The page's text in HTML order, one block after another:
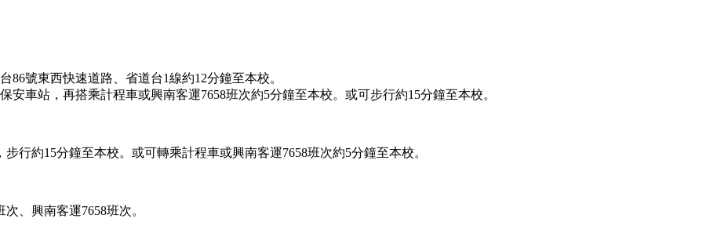
號東西快速道路、省道台1線約12分鐘至本校。
車站，再搭乘計程車或興南客運7658班次約5分鐘至本校。或可步行約15分鐘至本校。
行約15分鐘至本校。或可轉乘計程車或興南客運7658班次約5分鐘至本校。
、興南客運7658班次。